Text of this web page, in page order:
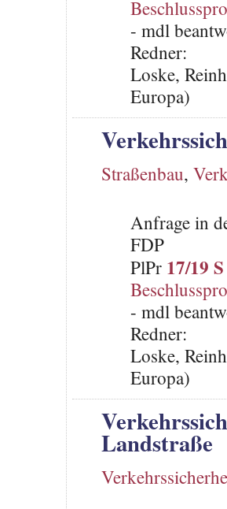
- mdl
Redner:
Loske,
Europa)
Straßenbau,
Anfrage in
FDP
PlPr 17/19 S
- mdl
Redner:
Loske,
Europa)
Landstraße